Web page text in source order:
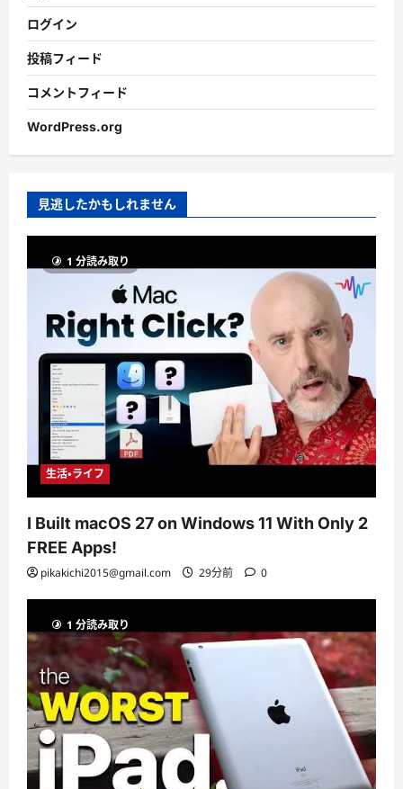
ログイン
投稿フィード
コメントフィード
WordPress.org
見逃したかもしれません
1 分読み取り
生活・ライフ
I Built macOS 27 on Windows 11 With Only 2
FREE Apps!
pikakichi2015@gmail.com 29分前 0
1 分読み取り